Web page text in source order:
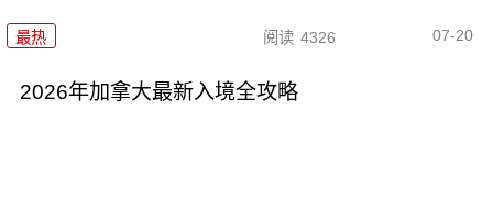
最热 阅读 4326 07-20
2026年加拿大最新入境全攻略